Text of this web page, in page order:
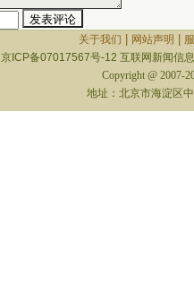
关于我们 | 网站声明 |
京ICP备07017567号-12 互联网新闻信
Copyright @ 2007-
地址：北京市海淀区